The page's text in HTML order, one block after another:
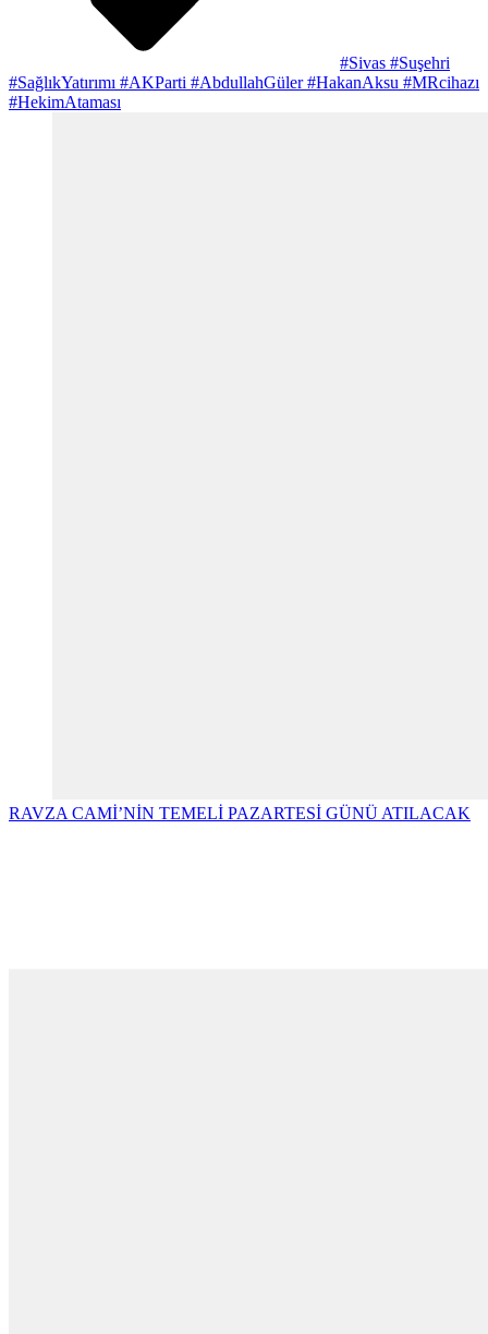
#Sivas #Suşehri
#SağlıkYatırımı #AKParti #AbdullahGüler #HakanAksu #MRcihazı
#HekimAtaması
RAVZA CAMİ’NİN TEMELİ PAZARTESİ GÜNÜ ATILACAK